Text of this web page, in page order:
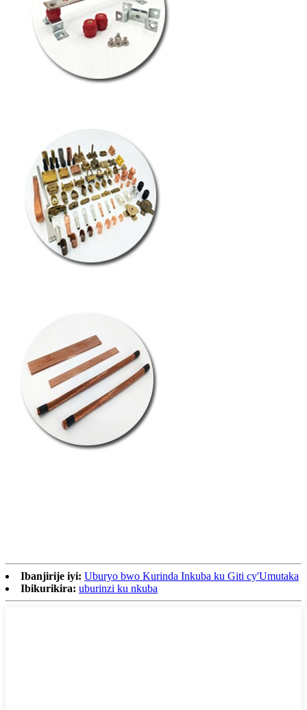
Ibanjirije iyi: Uburyo bwo Kurinda Inkuba ku Giti cy'Umutaka
Ibikurikira: uburinzi ku nkuba